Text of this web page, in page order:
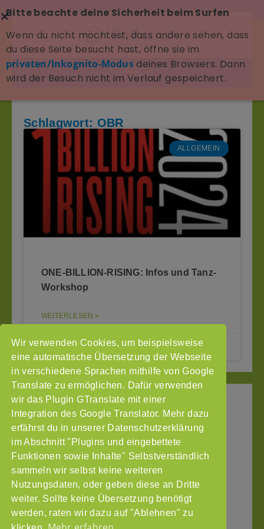
Schlagwort: OBR
ALLGEMEIN
ONE-BILLION-RISING: Infos und Tanz-
Workshop
WEITERLESEN »
26.01.2024
Wir verwenden Cookies, um beispielsweise
eine automatische Übersetzung der Webseite
in verschiedene Sprachen mithilfe von Google
Translate zu ermöglichen. Dafür verwenden
wir das Plugin GTranslate mit einer
Integration des Google Translator. Mehr dazu
erfährst du in unserer Datenschutzerklärung
im Abschnitt "Plugins und eingebettete
Funktionen sowie Inhalte" Selbstverständlich
sammeln wir selbst keine weiteren
Nutzungsdaten, oder geben diese an Dritte
weiter. Sollte keine Übersetzung benötigt
werden, raten wir dazu auf "Ablehnen" zu
StoP
–
Stadtteile
ohne
Partnergewalt
e.V.
Pinnasberg
27
20359
Intranet
Impressum
Datenschutzerklärung
Gefördert
durch
Bitte beachte deine Sicherheit beim Surfen
Wenn du nicht möchtest, dass andere sehen, dass
du diese Seite besucht hast, öffne sie im
privaten/Inkognito-Modusdeines Browsers. Dann
wird der Besuch nicht im Verlauf gespeichert.